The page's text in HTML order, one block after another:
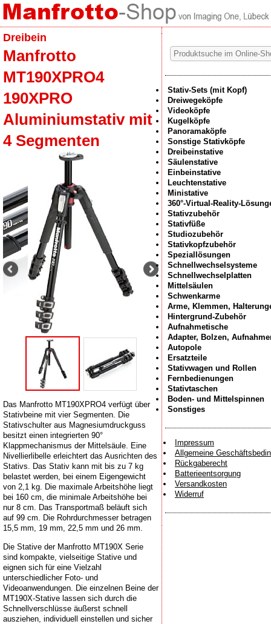
Dreibein
Manfrotto
MT190XPRO4
190XPRO
Aluminiumstativ mit
4 Segmenten
Das Manfrotto MT190XPRO4 verfügt über
Stativbeine mit vier Segmenten. Die
Stativschulter aus Magnesiumdruckguss
besitzt einen integrierten 90°
Klappmechanismus der Mittelsäule. Eine
Nivellierlibelle erleichtert das Ausrichten des
Stativs. Das Stativ kann mit bis zu 7 kg
belastet werden, bei einem Eigengewicht
von 2,1 kg. Die maximale Arbeitshöhe liegt
bei 160 cm, die minimale Arbeitshöhe bei
nur 8 cm. Das Transportmaß beläuft sich
auf 99 cm. Die Rohrdurchmesser betragen
15,5 mm, 19 mm, 22,5 mm und 26 mm.
Die Stative der Manfrotto MT190X Serie
sind kompakte, vielseitige Stative und
eignen sich für eine Vielzahl
unterschiedlicher Foto- und
Videoanwendungen. Die einzelnen Beine der
MT190X-Stative lassen sich durch die
Schnellverschlüsse äußerst schnell
ausziehen, individuell einstellen und sicher
Stativ-Sets (mit Kopf)
Dreiwegeköpfe
Videoköpfe
Kugelköpfe
Panoramaköpfe
Sonstige Stativköpfe
Dreibeinstative
Säulenstative
Einbeinstative
Leuchtenstative
Ministative
360°-Virtual-Reality-
Stativzubehör
Stativfüße
Studiozubehör
Stativkopfzubehör
Speziallösungen
Schnellwechselsysteme
Schnellwechselplatten
Mittelsäulen
Schwenkarme
Arme, Klemmen,
Hintergrund-Zubehör
Aufnahmetische
Adapter, Bolzen,
Autopole
Ersatzteile
Stativwagen und Rollen
Fernbedienungen
Stativtaschen
Boden- und Mittelspinnen
Sonstiges
Impressum
Allgemeine
Rückgaberecht
Batterieentsorgung
Versandkosten
Widerruf